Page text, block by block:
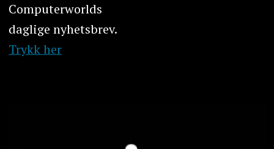
Computerworlds
daglige nyhetsbrev.
Trykk her